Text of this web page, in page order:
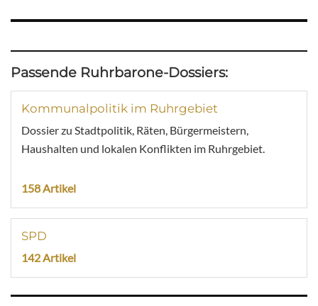
Passende Ruhrbarone-Dossiers:
Kommunalpolitik im Ruhrgebiet
Dossier zu Stadtpolitik, Räten, Bürgermeistern,
Haushalten und lokalen Konflikten im Ruhrgebiet.
158 Artikel
SPD
142 Artikel